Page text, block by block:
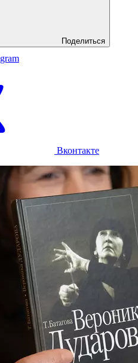
Поделиться
Вконтакте